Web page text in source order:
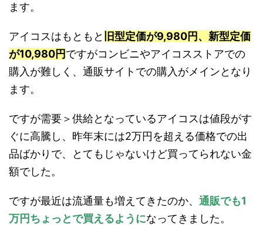
ます。
アイコスはもともと 旧型定価が9,980円、新型定価
が10,980円ですがコンビニやアイコスストアでの
購入が難しく、通販サイトでの購入がメインとなり
ます。
ですが需要＞供給となっているアイコスは値段がす
ぐに高騰し、昨年末には2万円を超える価格での出
品ばかりで、とてもじゃないけど買ってられない金
額でした。
ですが最近は流通量も増えてきたのか、 通販でも1
万円ちょっとで買えるようになってきました。